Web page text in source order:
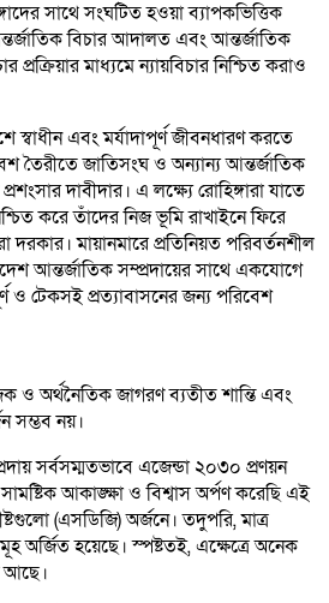
সাথে সংঘটিত হওয়া ব্যাপকভিত্তিক
বিচার আদালত এবং আন্তর্জাতিক
মাধ্যমে ন্যায়বিচার নিশ্চিত করাও
স্বাধীন এবং মর্যাদাপূর্ণ জীবনধারণ করতে
তৈরীতে জাতিসংঘ ও অন্যান্য আন্তর্জাতিক
প্রশংসার দাবীদার। এ লক্ষ্যে রোহিঙ্গারা যাতে
করে তাঁদের নিজ ভূমি রাখাইনে ফিরে
মায়ানমারে প্রতিনিয়ত পরিবর্তনশীল
আন্তর্জাতিক সম্প্রদায়ের সাথে একযোগে
ও টেকসই প্রত্যাবাসনের জন্য পরিবেশ
ও অর্থনৈতিক জাগরণ ব্যতীত শান্তি এবং
সম্ভব নয়।
সর্বসম্মতভাবে এজেন্ডা ২০৩০ প্রণয়ন
আকাঙ্ক্ষা ও বিশ্বাস অর্পণ করেছি এই
(এসডিজি) অর্জনে। তদুপরি, মাত্র
অর্জিত হয়েছে। স্পষ্টতই, এক্ষেত্রে অনেক
আছে।